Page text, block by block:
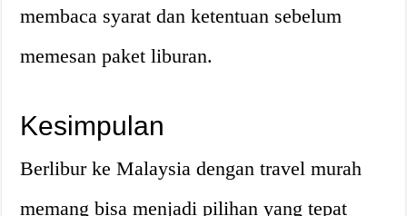
membaca syarat dan ketentuan sebelum
memesan paket liburan.
Kesimpulan
Berlibur ke Malaysia dengan travel murah
memang bisa menjadi pilihan yang tepat